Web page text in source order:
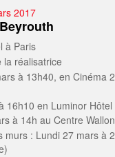
2017
à Paris
la réalisatrice
à 13h40, en Cinéma
16h10 en Luminor Hôtel
à 14h au Centre
murs : Lundi 27 mars à